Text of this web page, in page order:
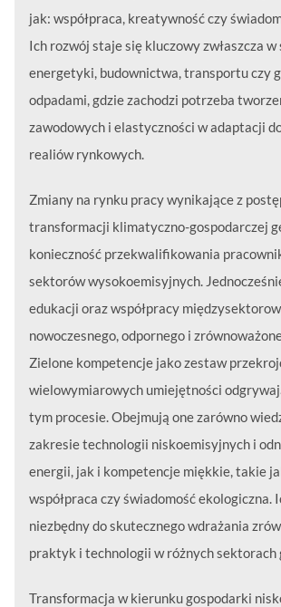
jak: współpraca, kreatywność czy
Ich rozwój staje się kluczowy zwłaszcza
energetyki, budownictwa, transportu czy
odpadami, gdzie zachodzi potrzeba
zawodowych i elastyczności w adaptacji
realiów rynkowych.
Zmiany na rynku pracy wynikające z
transformacji klimatyczno-gospodarczej
konieczność przekwalifikowania
sektorów wysokoemisyjnych.
edukacji oraz współpracy
nowoczesnego, odpornego i
Zielone kompetencje jako zestaw
wielowymiarowych umiejętności
tym procesie. Obejmują one zarówno
zakresie technologii niskoemisyjnych i
energii, jak i kompetencje miękkie, takie
współpraca czy świadomość ekologiczna.
niezbędny do skutecznego wdrażania
praktyk i technologii w różnych sektorach
Transformacja w kierunku gospodarki